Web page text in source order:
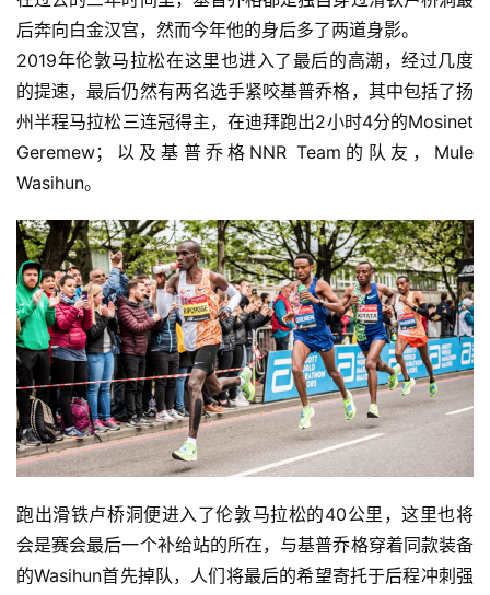
后奔向白金汉宫，然而今年他的身后多了两道身影。
2019年伦敦马拉松在这里也进入了最后的高潮，经过几度
的提速，最后仍然有两名选手紧咬基普乔格，其中包括了扬
州半程马拉松三连冠得主，在迪拜跑出2小时4分的Mosinet
Geremew；以及基普乔格NNR Team的队友，Mule
Wasihun。
跑出滑铁卢桥洞便进入了伦敦马拉松的40公里，这里也将
会是赛会最后一个补给站的所在，与基普乔格穿着同款装备
的Wasihun首先掉队，人们将最后的希望寄托于后程冲刺强